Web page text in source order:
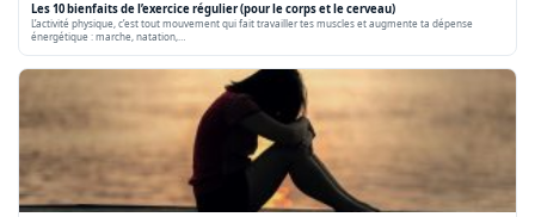
Les 10 bienfaits de l’exercice régulier (pour le corps et le cerveau)
L’activité physique, c’est tout mouvement qui fait travailler tes muscles et augmente ta dépense
énergétique : marche, natation,…